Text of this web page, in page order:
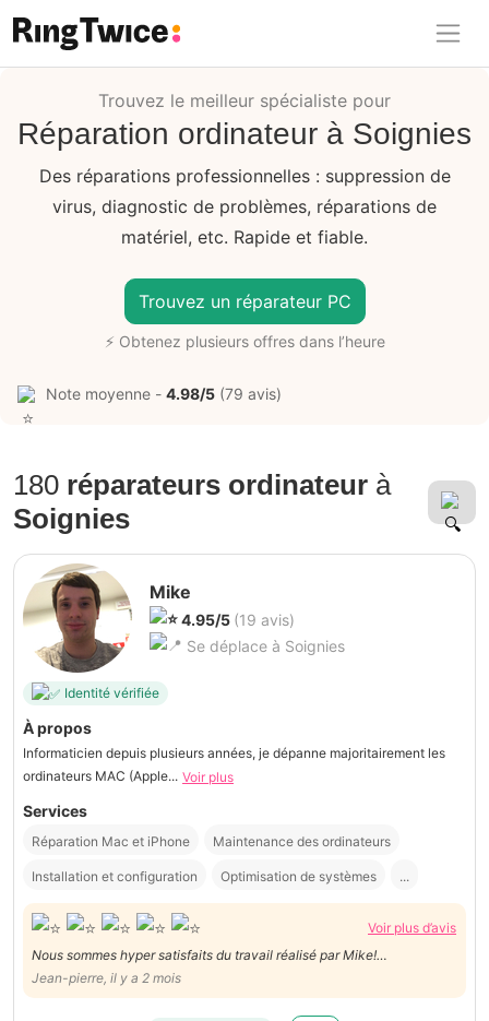
Ring Twice
Trouvez le meilleur spécialiste pour
Réparation ordinateur à Soignies
Des réparations professionnelles : suppression de
virus, diagnostic de problèmes, réparations de
matériel, etc. Rapide et fiable.
Trouvez un réparateur PC
⚡ Obtenez plusieurs offres dans l’heure
Note moyenne - 4.98/5 (79 avis)
180 réparateurs ordinateur à
Soignies
Mike
4.95/5 (19 avis)
Se déplace à Soignies
Identité vérifiée
À propos
Informaticien depuis plusieurs années, je dépanne majoritairement les
ordinateurs MAC (Apple... Voir plus
Services
Réparation Mac et iPhone Maintenance des ordinateurs
Installation et configuration Optimisation de systèmes ...
Voir plus d’avis
Nous sommes hyper satisfaits du travail réalisé par Mike!
Consciencieux , ponctuel, sympathique, Mike nous a donné de
précieux conseils! Je recomannde à 200%
Jean-pierre, il y a 2 mois